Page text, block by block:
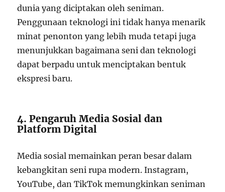
dunia yang diciptakan oleh seniman.
Penggunaan teknologi ini tidak hanya menarik
minat penonton yang lebih muda tetapi juga
menunjukkan bagaimana seni dan teknologi
dapat berpadu untuk menciptakan bentuk
ekspresi baru.
4. Pengaruh Media Sosial dan
Platform Digital
Media sosial memainkan peran besar dalam
kebangkitan seni rupa modern. Instagram,
YouTube, dan TikTok memungkinkan seniman